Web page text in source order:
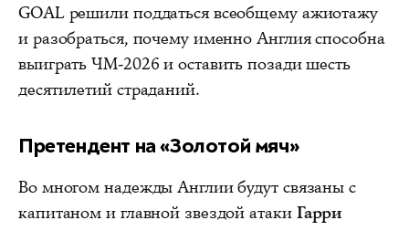
GOAL решили поддаться всеобщему ажиотажу
и разобраться, почему именно Англия способна
выиграть ЧМ-2026 и оставить позади шесть
десятилетий страданий.
Претендент на «Золотой мяч»
Во многом надежды Англии будут связаны с
капитаном и главной звездой атаки Гарри